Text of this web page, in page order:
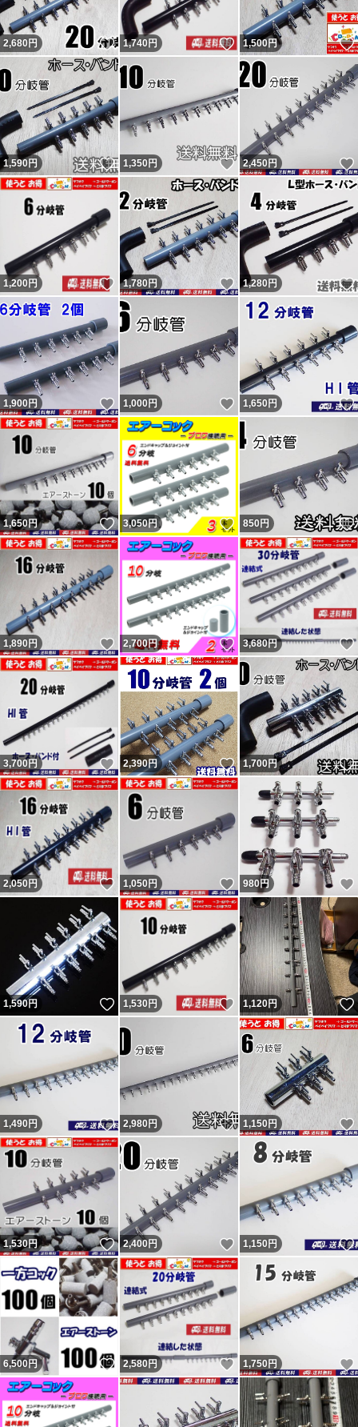
業者か私が対応となります。箱梱包での破損は輸送業者の
問題と思います。本当の話であれば。 問題あれば対応後
の評価依頼については「小学生しか守らなそうなルールは
小学生にのみに言えば。」と言ってくる者です。「大人数
で通報したらアカウント消えるらしいよ。」と脅しなのか
意味不明の事を言ってくる者です。
新たに『追跡すると配達済だがポストに無い』という事で
返金申請依頼・輸送業者に報告し対応しているのに不当評
価されました。私に非が無いのに理不尽な評価されれば相
応の評価するのは普通です。何故か「脅された」とコメン
トされていますが忠告です。 最新の評価コメントは反論
が出来ないようで論点が違います。私の返答は一部変更・
追記しているので同じではありません。フリマから閲覧の
方で気になる方はヤフオクからこの評価の返答を参照くだ
さい。 結局、追跡通り問題なく届いていたようです（ナ
ビの受取連絡有・ヤマトにも確認）。無責任呼ばわりされ
ましたが自身の責任は感じていないようで謝罪と評価変更
は無し。不当評価された私は被害者で非はありません。
記載内容を理解出来ない人（対応待てない人）は購入しな
いよう明記していますので手の打ちようがない異常者・無
分別者による八つ当たりです。9人目10人目の不当評価者
も現れましたが同じです。ヤフオクの評価返答を参照くだ
さい。 良い評価の割合0％（取引時0。新規ではない0。）
の11人目も対応拒否なので不当評価です。30円のネット
の持ち手に小さい傷があったとの事。 12人目は勝手に不
要連絡してきて返信が無いとの事。不要連絡に返信する必
要無いので不当評価です。 不足という事で悪いの件は不
足なく発送したのを明確に覚えています。記載内容無視で
即評価で終了の者。普通の人は問題あれば即取引完了しな
いので嫌がらせと判断するのが普通。今までにない手を使
ってきたが今までの連中と同じ。 他のも記載内容無視の
異常者。
残念ながら数千人に一人くらいの割合で話が通じない異常
者が現れます。悪い評価をする事が目的（サクラ）と思わ
れる者が複数います。 ヤフーフリマからは不当評価への
私の返信コメントが閲覧出来ず、絶対に不公平なので載せ
ています。 私に非があれば反省・改善しますが、不当評
価には主張・反論します。かなり抑えて記載しています。
不当評価を気にせず購入していただいている皆様、ありが
とうございます。 どちらでもない評価も数件以外はコメ
ントと異なる不適当または誤評価です（9割以上がヤフー
フリマ購入者）。 ペイペイフリマ（現ヤフーフリマ）で
は問題なければ『普通（どちらでもない）』評価（コメン
トは良い取引が出来ました）をする人が多くて出品者から
不評だった為、『どちらでもない』の評価は2022年7月に
廃止されました。
落札後に即発送、翌日発送を要求してくる人が結構います
が事前に質問欄から確認するか他で購入してください。
主に支払手続から1～2、2～3日で発送と設定して出品
し、その通り発送しています。 翌日発送とならない場合
もあります。 勝手な要求通り発送しなかったから「気分
悪い」「誠実ではない」と悪い・どちらでもない 評価し
てきた異常者達がいたので記載しておきます。
2,680円 いいね！
1,740円 いいね！
1,500円
1,590円 いいね！
1,350円 いいね！
2,450円
1,200 円 いいね！
1,780円 いいね！
1,280円
1,900円 いいね！
1,000円 いいね！
1,650 円
1,650円 いいね！
3,050円 いいね！
850円
1,890円 いいね！
2,700円 いいね！
3,680円
3,700円 いいね！
2,390円 いいね！
1,700円
2,050円 いいね！
1,050円 いいね！
980円
1,590円 いいね！
1,530円 いいね！
1,120円
1,490円 いいね！
2,980円 いいね！
1,150円
1,530円 いいね！
2,400円 いいね！
1,150円
6,500円 いいね！
2,580円 いいね！
1,750円